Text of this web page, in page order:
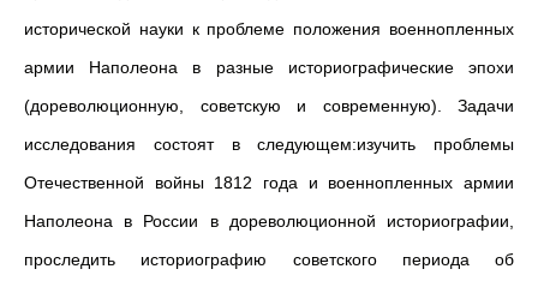
исторической науки к проблеме положения военнопленных
армии Наполеона в разные историографические эпохи
(дореволюционную, советскую и современную). Задачи
исследования состоят в следующем:изучить проблемы
Отечественной войны 1812 года и военнопленных армии
Наполеона в России в дореволюционной историографии,
проследить историографию советского периода об